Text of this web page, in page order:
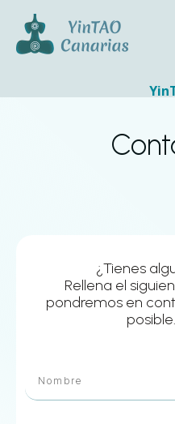
¿Tienes
Rellena el
pondremos en